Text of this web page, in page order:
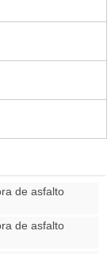
de asfalto
de asfalto